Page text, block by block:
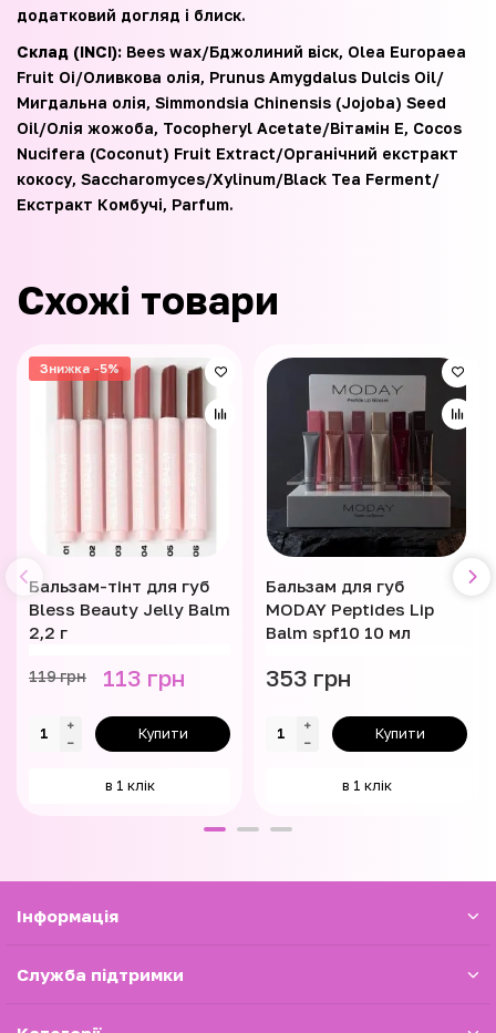
додатковий догляд і блиск.
Склад (INCI): Bees wax/Бджолиний віск, Olea Europaea
Fruit Oi/Оливкова олія, Prunus Amygdalus Dulcis Oil/
Мигдальна олія, Simmondsia Chinensis (Jojoba) Seed
Oil/Олія жожоба, Tocopheryl Acetate/Вітамін Е, Cocos
Nucifera (Coconut) Fruit Extract/Органічний екстракт
кокосу, Saccharomyces/Xylinum/Black Tea Ferment/
Екстракт Комбучі, Parfum.
Схожі товари
Знижка -5%
Бальзам-тінт для губ
Bless Beauty Jelly Balm
2,2 г
119 грн 113 грн
Купити
в 1 клік
Бальзам для губ
MODAY Peptides Lip
Balm spf10 10 мл
353 грн
Купити
в 1 клік
Iнформація
Служба підтримки